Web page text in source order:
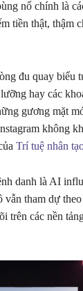
nổ chính là
tiền thật, thậm
đu quay biểu
hay các
gương mặt
không
Trí tuệ nhân
danh là AI
tham dự
trên các nền